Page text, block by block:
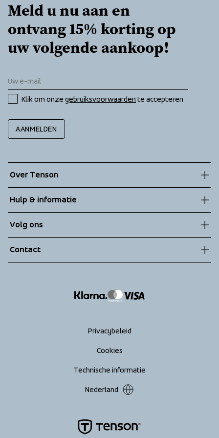
Meld u nu aan en
ontvang 15% korting op
uw volgende aankoop!
Klik om onze gebruiksvoorwaarden te accepteren
AANMELDEN
Over Tenson
Duurzaamheid
Technologieën
Hulp & informatie
Algemene voorwaarden
Retouren
Volg ons
Contact
Privacybeleid
Cookies
Technische informatie
Nederland